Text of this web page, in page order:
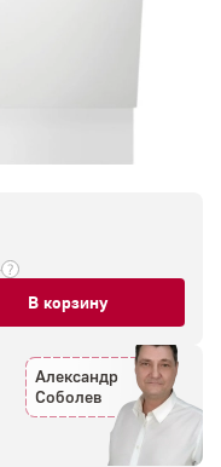
В корзину
Александр
Соболев